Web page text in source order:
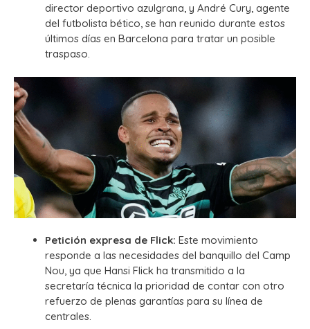
director deportivo azulgrana, y André Cury, agente
del futbolista bético, se han reunido durante estos
últimos días en Barcelona para tratar un posible
traspaso.
Petición expresa de Flick: Este movimiento
responde a las necesidades del banquillo del Camp
Nou, ya que Hansi Flick ha transmitido a la
secretaría técnica la prioridad de contar con otro
refuerzo de plenas garantías para su línea de
centrales.